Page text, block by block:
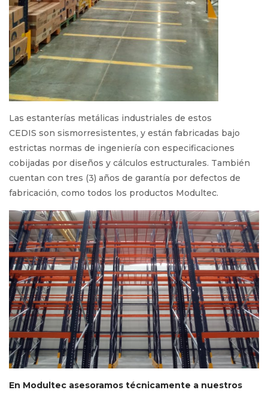
Las estanterías metálicas industriales de estos
CEDIS son sismorresistentes, y están fabricadas bajo
estrictas normas de ingeniería con especificaciones
cobijadas por diseños y cálculos estructurales. También
cuentan con tres (3) años de garantía por defectos de
fabricación, como todos los productos Modultec.
En Modultec asesoramos técnicamente a nuestros